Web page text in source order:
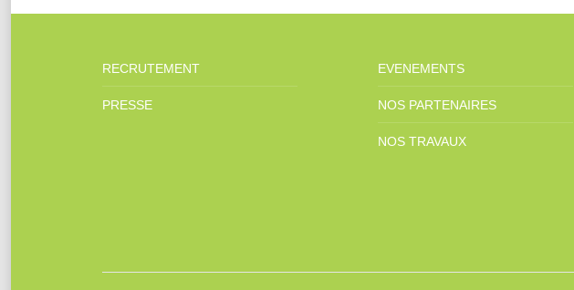
RECRUTEMENT
PRESSE
EVENEMENTS
NOS PARTENAIRES
NOS TRAVAUX